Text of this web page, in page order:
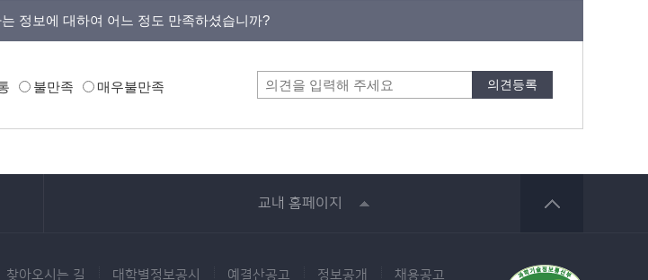
정보에 대하여 어느 정도 만족하셨습니까?
불만족 매우불만족
교내 홈페이지
찾아오시는 길 대학별정보공시 예결산공고 정보공개 채용공고